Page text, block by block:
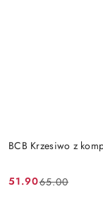
BCB Krzesiwo z
Cena
51.90
Cena
65.00